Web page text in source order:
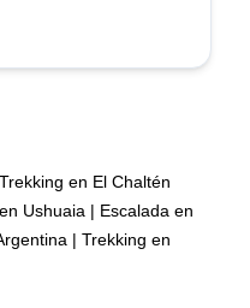
Trekking en El Chaltén
Ushuaia | Escalada en
| Trekking en